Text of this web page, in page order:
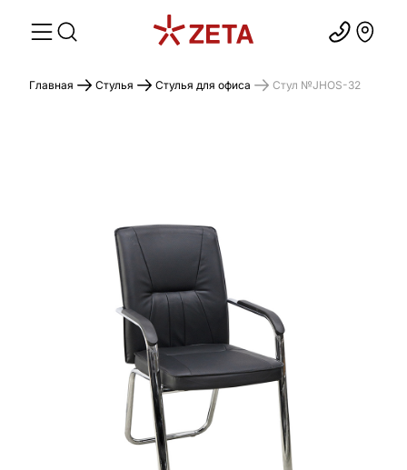
Главная Стулья Стулья для офиса Стул №JHOS-32